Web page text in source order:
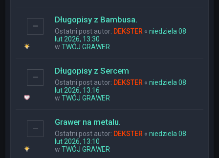
Długopisy z Bambusa.
Ostatni post autor: DEKSTER «niedziela 08
lut 2026, 13:30
wTWÓJ GRAWER
Długopisy z Sercem
Ostatni post autor: DEKSTER «niedziela 08
lut 2026, 13:16
wTWÓJ GRAWER
Grawer na metalu.
Ostatni post autor: DEKSTER «niedziela 08
lut 2026, 13:10
wTWÓJ GRAWER